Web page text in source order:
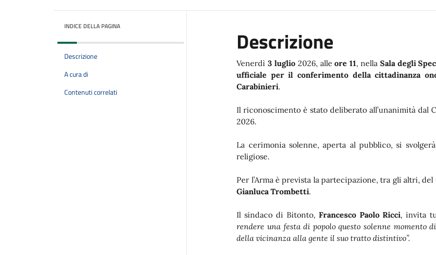
INDICE DELLA PAGINA
Descrizione
A cura di
Contenuti correlati
Descrizione
Venerdì3 luglio2026, alleore 11, nella Sala degli
ufficiale per il conferimento della cittadinanza
Carabinieri.
Il riconoscimento è stato deliberato all’unanimità dal
2026.
La cerimonia solenne, aperta al pubblico, si
religiose.
Per l’Arma è prevista la partecipazione, tra gli altri,
Gianluca Trombetti.
Il sindaco di Bitonto, Francesco Paolo Ricci, invita
rendere una festa di popolo questo solenne momento
della vicinanza alla gente il suo tratto distintivo”.